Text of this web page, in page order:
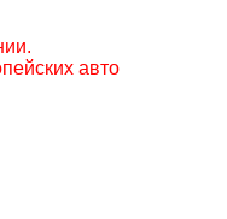
авто